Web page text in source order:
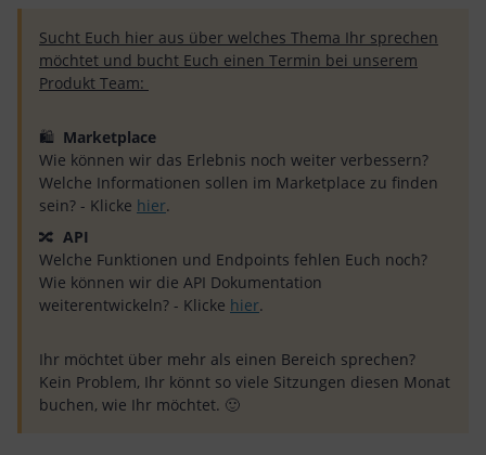
Sucht Euch hier aus über welches Thema Ihr sprechen
möchtet und bucht Euch einen Termin bei unserem
Produkt Team:
🛍 Marketplace
Wie können wir das Erlebnis noch weiter verbessern?
Welche Informationen sollen im Marketplace zu finden
sein? - Klicke hier.
🔀 API
Welche Funktionen und Endpoints fehlen Euch noch?
Wie können wir die API Dokumentation
weiterentwickeln? - Klicke hier.
Ihr möchtet über mehr als einen Bereich sprechen?
Kein Problem, Ihr könnt so viele Sitzungen diesen Monat
buchen, wie Ihr möchtet. 🙂